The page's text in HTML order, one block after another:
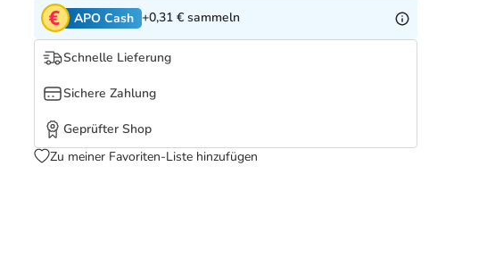
APO Cash +0,31 € sammeln
Schnelle Lieferung
Sichere Zahlung
Geprüfter Shop
Zu meiner Favoriten-Liste hinzufügen